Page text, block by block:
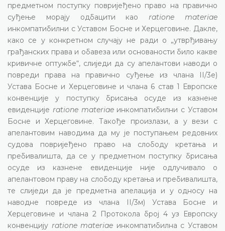
предметном поступку повријеђено право на правично
суђење морају одбацити каоratione materiae
инкомпатибилни с Уставом Босне и Херцеговине. Дакле,
како се у конкретном случају не ради о „утврђивању
грађанских права и обавеза или основаности било какве
кривичне оптужбе“, слиједи да су апелантови наводи о
повреди права на правично суђење из члана II/3е)
Устава Босне и Херцеговине и члана 6 став 1 Европске
конвенције у поступку брисања осуде из казнене
евиденције ratione materiae инкомпатибилни с Уставом
Босне и Херцеговине. Такође произлази, а у вези с
апелантовим наводима да му је поступањем редовних
судова повријеђено право на слободу кретања и
пребивалишта, да се у предметном поступку брисања
осуде из казнене евиденције није одлучивало о
апелантовом праву на слободу кретања и пребивалишта,
те слиједи да је предметна апелација и у односу на
наводне повреде из члана II/3м) Устава Босне и
Херцеговине и члана 2 Протокола број 4 уз Европску
конвенцију ratione materiae инкомпатибилна с Уставом